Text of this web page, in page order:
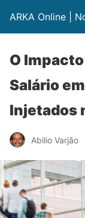
ARKA Online |
O
Salário
Injetados
Abilio Varjão